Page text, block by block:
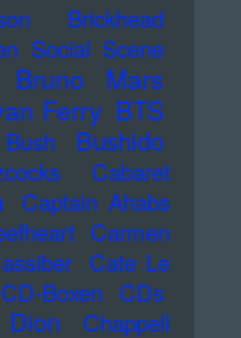
Brickhead
Social Scene
Bruno Mars
Ferry BTS
Bush Bushido
Cabaret
Captain Ahabs
Carmen
Cate Le
CD-Boxen
CDs
Chappell